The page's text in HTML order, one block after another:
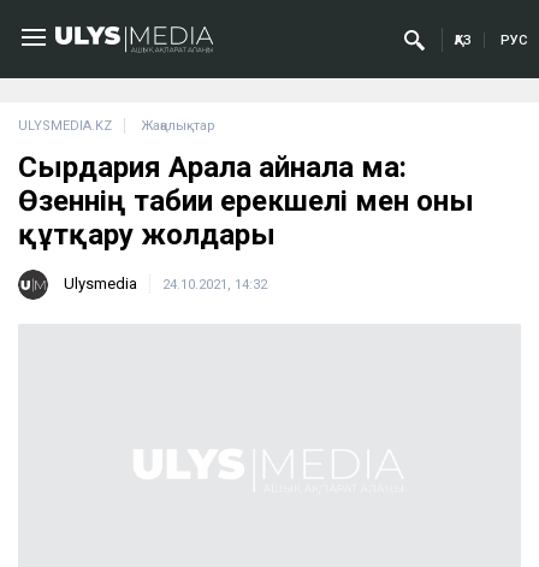
ҚАЗ РУС
ULYSMEDIA.KZ Жаңалықтар
Сырдария Аралға айнала ма:
Өзеннің табиғи ерекшелі мен оны
құтқару жолдары
Ulysmedia 24.10.2021, 14:32